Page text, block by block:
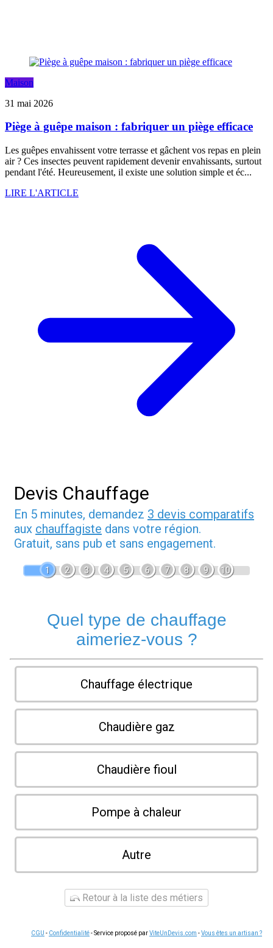
Maison
31 mai 2026
Piège à guêpe maison : fabriquer un piège efficace
Les guêpes envahissent votre terrasse et gâchent vos repas en plein
air ? Ces insectes peuvent rapidement devenir envahissants, surtout
pendant l'été. Heureusement, il existe une solution simple et éc...
LIRE L'ARTICLE
Devis Chauffage
En 5 minutes, demandez 3 devis comparatifs
aux chauffagiste dans votre région.
Gratuit, sans pub et sans engagement.
1 2 3 4 5 6 7 8 9 10
Quel type de chauffage
aimeriez-vous ?
Chauffage électrique
Chaudière gaz
Chaudière fioul
Pompe à chaleur
Autre
Retour à la liste des métiers
CGU - Confidentialité- Service proposé parViteUnDevis.com -Vous êtes un artisan ?